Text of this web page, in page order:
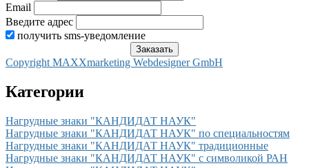
Email
Введите адрес
получить sms-уведомление
Copyright MAXXmarketing Webdesigner GmbH
Категории
Нагрудные знаки "КАНДИДАТ НАУК"
Нагрудные знаки "КАНДИДАТ НАУК" по специальностям
Нагрудные знаки "КАНДИДАТ НАУК" традиционные
Нагрудные знаки "КАНДИДАТ НАУК" с символикой РАН